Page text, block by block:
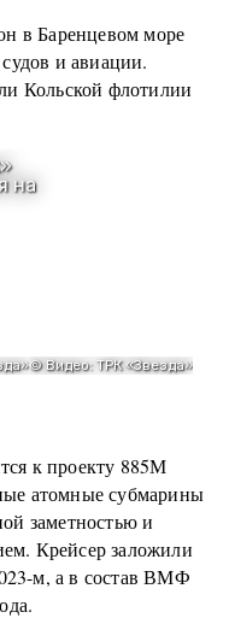
в Баренцевом море
и авиации.
Кольской флотилии
к проекту 885М
атомные субмарины
заметностью и
Крейсер заложили
м, а в состав ВМФ